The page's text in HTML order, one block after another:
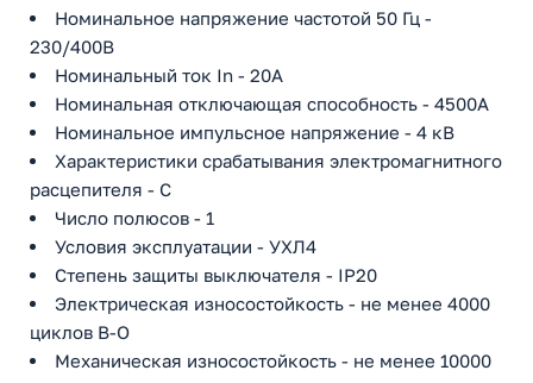
Номинальное напряжение частотой 50 Гц -
230/400В
Номинальный ток In - 20А
Номинальная отключающая способность - 4500А
Номинальное импульсное напряжение - 4 кВ
Характеристики срабатывания электромагнитного
расцепителя - C
Число полюсов - 1
Условия эксплуатации - УХЛ4
Степень защиты выключателя - IP20
Электрическая износостойкость - не менее 4000
циклов В-О
Механическая износостойкость - не менее 10000